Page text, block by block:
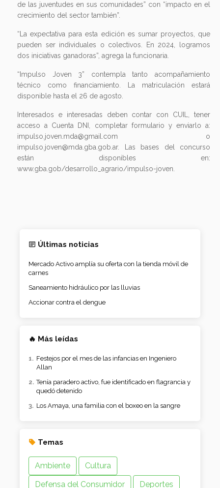
de las juventudes en sus comunidades” con “impacto en el
crecimiento del sector también”.
“La expectativa para esta edición es sumar proyectos, que
pueden ser individuales o colectivos. En 2024, logramos
dos iniciativas ganadoras”, agrega la funcionaria.
“Impulso Joven 3” contempla tanto acompañamiento
técnico como financiamiento. La matriculación estará
disponible hasta el 26 de agosto.
Interesados e interesadas deben contar con CUIL, tener
acceso a Cuenta DNI, completar formulario y enviarlo a:
impulso.joven.mda@gmail.com o
impulso.joven@mda.gba.gob.ar. Las bases del concurso
están disponibles en:
www.gba.gob/desarrollo_agrario/impulso-joven.
Últimas noticias
Mercado Activo amplía su oferta con la tienda móvil de
carnes
Saneamiento hidráulico por las lluvias
Accionar contra el dengue
🔥 Más leídas
Festejos por el mes de las infancias en Ingeniero
Allan
Tenía paradero activo, fue identificado en flagrancia y
quedó detenido
Los Amaya, una familia con el boxeo en la sangre
Temas
Ambiente
Cultura
Defensa del Consumidor
Deportes